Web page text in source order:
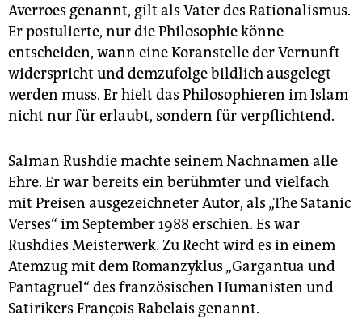
Averroes genannt, gilt als Vater des Rationalismus.
Er postulierte, nur die Philosophie könne
entscheiden, wann eine Koranstelle der Vernunft
widerspricht und demzufolge bildlich ausgelegt
werden muss. Er hielt das Philosophieren im Islam
nicht nur für erlaubt, sondern für verpflichtend.
Salman Rushdie machte seinem Nachnamen alle
Ehre. Er war bereits ein berühmter und vielfach
mit Preisen ausgezeichneter Autor, als „The Satanic
Verses“ im September 1988 erschien. Es war
Rushdies Meisterwerk. Zu Recht wird es in einem
Atemzug mit dem Romanzyklus „Gargantua und
Pantagruel“ des französischen Humanisten und
Satirikers François Rabelais genannt.